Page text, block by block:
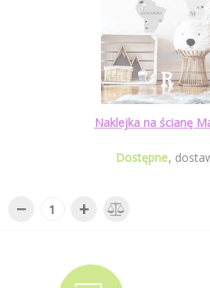
Naklejka na ścianę
Dostępne
− +